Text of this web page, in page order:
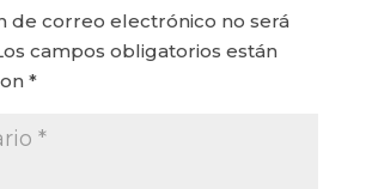
de correo electrónico no será
campos obligatorios están
*